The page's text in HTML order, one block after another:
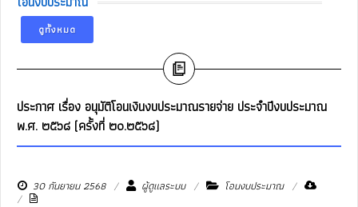
ดูทั้งหมด
ประกาศ เรื่อง อนุมัติโอนเงินงบประมาณรายจ่าย ประจำปีงบประมาณ
พ.ศ. ๒๕๖๘ (ครั้งที่ ๒๐.๒๕๖๘)
30 กันยายน 2568 ผู้ดูแลระบบ โอนงบประมาณ